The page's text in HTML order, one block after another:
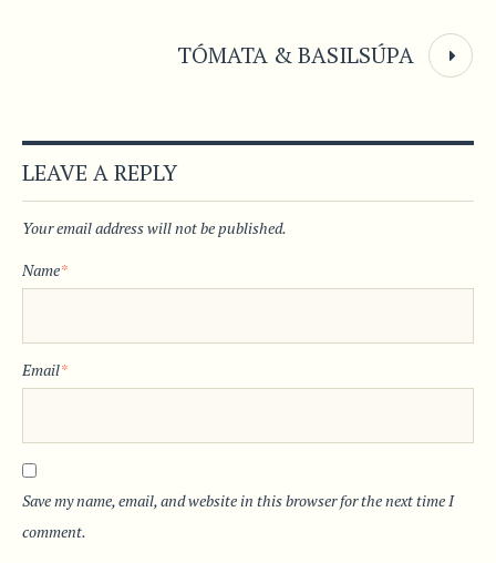
TÓMATA & BASILSÚPA
LEAVE A REPLY
Your email address will not be published.
Name*
Email*
Save my name, email, and website in this browser for the next time I
comment.